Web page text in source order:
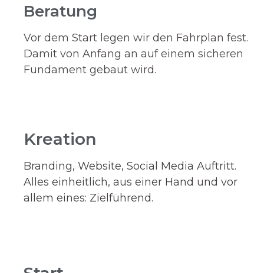
Beratung
Vor dem Start legen wir den Fahrplan fest.
Damit von Anfang an auf einem sicheren
Fundament gebaut wird.
Kreation
Branding, Website, Social Media Auftritt.
Alles einheitlich, aus einer Hand und vor
allem eines: Zielführend.